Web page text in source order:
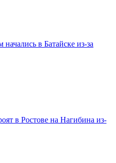
в Батайске из-за
в Ростове на Нагибина из-